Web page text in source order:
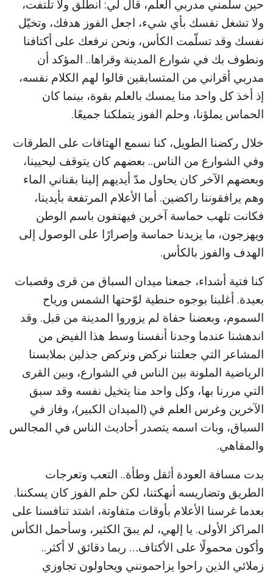
حين سلّمني مدربي العلم، قال لي: انطلق ولا تلتفت،
ولا تشغل نفسك بأي شيء، اجعل الفوز هدفك، وتخيّل
نفسك وقد تسلّمت الكأس، ونحن نرفعك على أكتافنا
ونطوف بك في شوارع المدينة وقراها.. المؤكد أن
مدربي أقراني من المتسابقين قالوا لهم الكلام نفسه،
إذ أخذ كل واحد منا يمسك بالعلم بقوة، بينما كان
الحماس يملؤنا، وحلم الفوز يتملكنا جميعًا.
خلال ركضنا الطويل، كنا نسمع الهتافات على الطرقات
وفي الشوارع من الناس.. بعضهم كان يتوقف ليحيينا،
وبعضهم الآخر كان يحاول مدّ أيديهم إلينا بقناني الماء
وهم يرافقوننا راكضين. أما الأعلام المرتفعة بأيدينا،
فكانت تلهب حماسة آخرين فيهتفون باسم الوطن
ويهزجون، ما يزيدنا حماسة وإصرارًا على الوصول إلى
الهدف والفوز بالكأس.
كنا فتية أشداء، جمعنا ميدان السباق من قرى وقصبات
بعيدة. أغلبنا بوجوه حنطية لوّحتها الشمس ورياح
السموم، وبعضنا حفاة لم يزوروا المدينة من قبل. وقد
اندهشنا عندما وجدنا أنفسنا وسط هذا الفيض من
المشاعر التي جعلتنا نركض ونركض جذلين بملابسنا
الرياضية الملونة بين الناس في الشوارع، وبين القرى
التي مررنا بها، وكل واحد منا يتخيل نفسه وقد سبق
الآخرين وغرس العلم في (الميدان الكبير)، وفاز في
السباق، وبات اسمه يتصدر أحاديث الناس في المجالس
والمقاهي.
بدت مسافة العودة أثقل وطأة.. التعب وتعرجات
الطريق وتضاريسه أنهكتنا، لكن حلم الفوز كان يسكننا.
بعدما غرسنا الأعلام بأوقات متفاوتة، اشتد تنافسنا على
المراكز الأولى. يا إلهي، لم يبقَ الكثير، وسأحمل الكأس
وأكون محمولًا على الأكتاف… ربما دقائق لا أكثر..
زملائي الذين راحوا يزاحمونني ويحاولون تجاوزي